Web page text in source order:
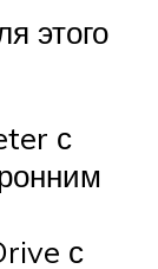
этого
с
с